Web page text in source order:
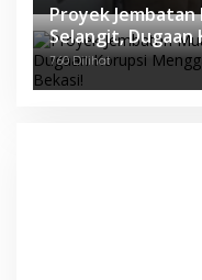
Proyek
Selangit,
Mahasiswa
760 Dilihat